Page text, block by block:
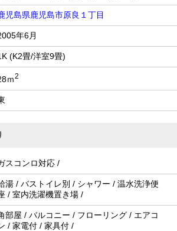
児島県鹿児島市原良１丁目
年6月
(K2畳/洋室9畳)
ｍ2
スコンロ対応 /
湯 / バストイレ別 / シャワー / 温水洗浄便
/ 室内洗濯機置き場 /
部屋 / バルコニー / フローリング / エアコ
/ 家電付 / 家具付 /